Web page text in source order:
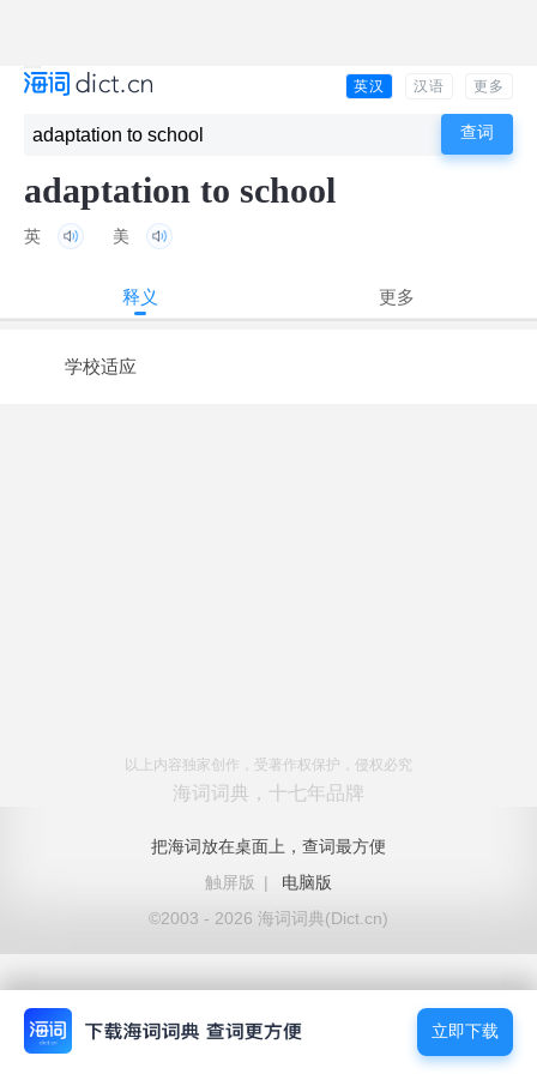
英汉 汉语 更多
adaptation to school
英 美
释义 更多
学校适应
以上内容独家创作，受著作权保护，侵权必究
海词词典，十七年品牌
把海词放在桌面上，查词最方便
触屏版
|
电脑版
©2003 - 2026 海词词典(Dict.cn)
立即下载
立即下载